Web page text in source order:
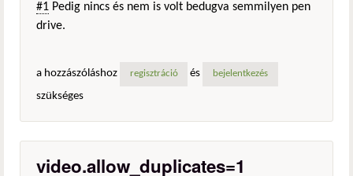
#1 Pedig nincs és nem is volt bedugva semmilyen pen
drive.
a hozzászóláshoz regisztráció és bejelentkezés
szükséges
video.allow_duplicates=1